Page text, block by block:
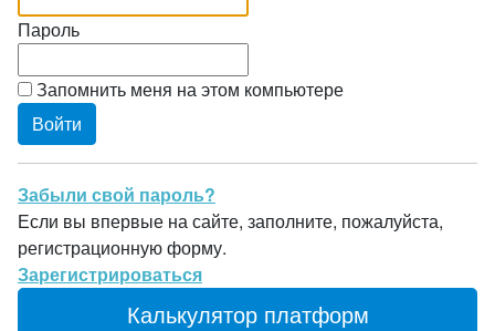
Пароль
Запомнить меня на этом компьютере
Забыли свой пароль?
Если вы впервые на сайте, заполните, пожалуйста,
регистрационную форму.
Зарегистрироваться
Калькулятор платформ